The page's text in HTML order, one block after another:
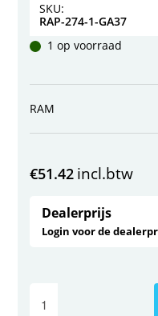
SKU:
RAP-274-1-GA37
1 op voorraad
RAM
€51.42 incl.btw
Dealerprijs
Login voor de